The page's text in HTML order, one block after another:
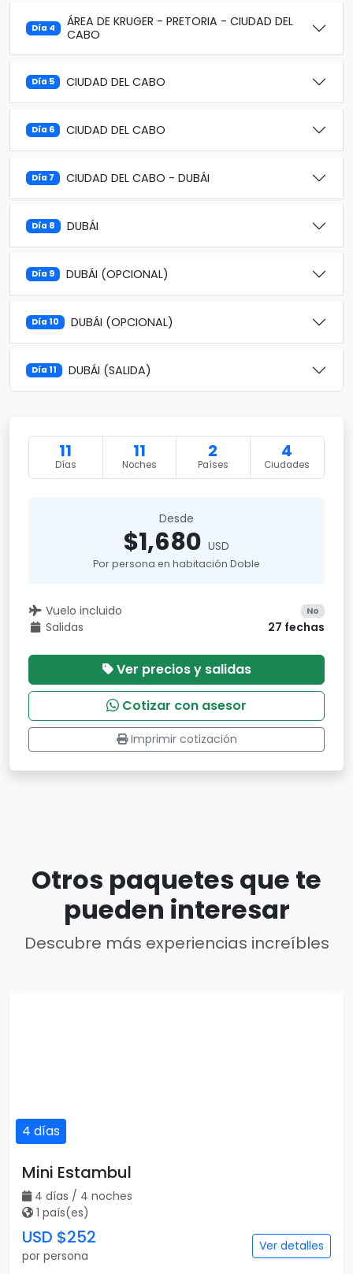
Día 4
ÁREA DE KRUGER - PRETORIA - CIUDAD DEL
CABO
Día 5 CIUDAD DEL CABO
Día 6 CIUDAD DEL CABO
Día 7 CIUDAD DEL CABO - DUBÁI
Día 8 DUBÁI
Día 9 DUBÁI (OPCIONAL)
Día 10 DUBÁI (OPCIONAL)
Día 11 DUBÁI (SALIDA)
11
Días
11
Noches
2
Países
4
Ciudades
Desde
$1,680 USD
Por persona en habitación Doble
Vuelo incluido No
Salidas 27 fechas
Ver precios y salidas
Cotizar con asesor
Imprimir cotización
Otros paquetes que te
pueden interesar
Descubre más experiencias increíbles
4 días
Mini Estambul
4 días / 4 noches
1 país(es)
USD $252
por persona
Ver detalles